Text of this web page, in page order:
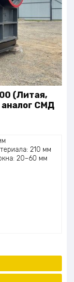
(Литая,
аналог СМД
210 мм
20–60 мм